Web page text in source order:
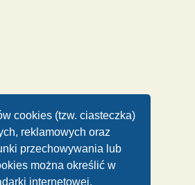
cookies (tzw. ciasteczka)
reklamowych oraz
przechowywania lub
można określić w
internetowej.